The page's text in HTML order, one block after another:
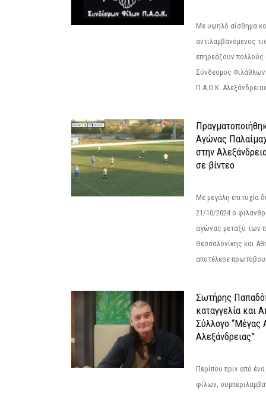
Με υψηλό αίσθημα
αντιλαμβανόμενος
επηρεάζουν πολλούς
Σύνδεσμος
Π.Α.Ο.Κ.
Αγώνας
στην
σε βίντεο
Με μεγάλη επιτυχία
21/10/2024 ο
αγώνας μεταξύ των
Θεσσαλονίκης και
αποτέλεσε
Σωτήρης
καταγγελία και
Σύλλογο “Μέγας
Αλεξάνδρειας”
Περίπου πριν από
φίλων,